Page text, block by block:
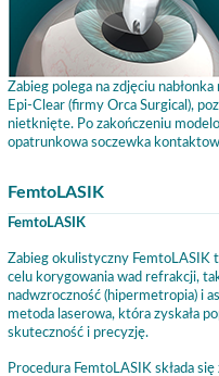
Zabieg polega na zdjęciu
Epi-Clear (firmy Orca Surgical),
nietknięte. Po zakończeniu
opatrunkowa soczewka
FemtoLASIK
FemtoLASIK
Zabieg okulistyczny FemtoLASIK
celu korygowania wad refrakcji,
nadwzroczność (hipermetropia) i
metoda laserowa, która zyskała
skuteczność i precyzję.
Procedura FemtoLASIK składa